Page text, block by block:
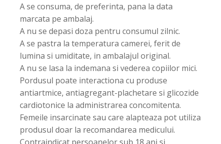
A se consuma, de preferinta, pana la data
marcata pe ambalaj.
A nu se depasi doza pentru consumul zilnic.
A se pastra la temperatura camerei, ferit de
lumina si umiditate, in ambalajul original.
A nu se lasa la indemana si vederea copiilor mici.
Pordusul poate interactiona cu produse
antiartmice, antiagregant-plachetare si glicozide
cardiotonice la administrarea concomitenta.
Femeile insarcinate sau care alapteaza pot utiliza
produsul doar la recomandarea medicului.